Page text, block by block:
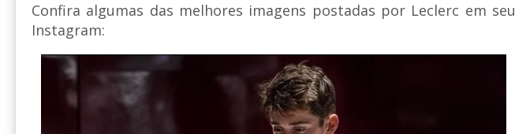
Confira algumas das melhores imagens postadas por Leclerc em seu
Instagram: